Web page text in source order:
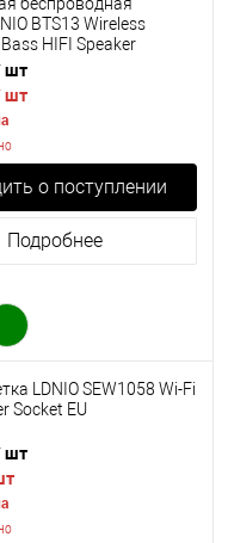
BTS13 Wireless
HIFI Speaker
шт
шт
о поступлении
Подробнее
LDNIO SEW1058 Wi-Fi
Socket EU
шт